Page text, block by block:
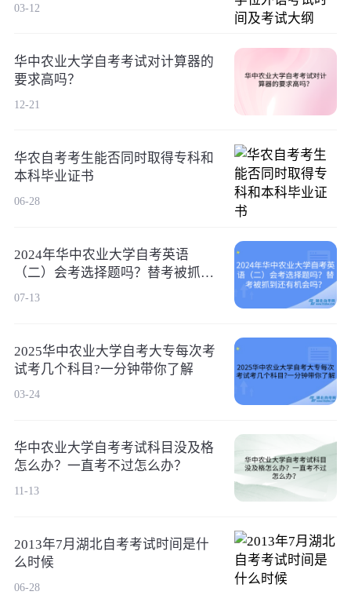
03-12
华中农业大学自考考试对计算器的
要求高吗？
12-21
华农自考考生能否同时取得专科和
本科毕业证书
06-28
2024年华中农业大学自考英语
（二）会考选择题吗？替考被抓到
还有机会吗？
07-13
2025华中农业大学自考大专每次考
试考几个科目?一分钟带你了解
03-24
华中农业大学自考考试科目没及格
怎么办？一直考不过怎么办？
11-13
2013年7月湖北自考考试时间是什
么时候
06-28